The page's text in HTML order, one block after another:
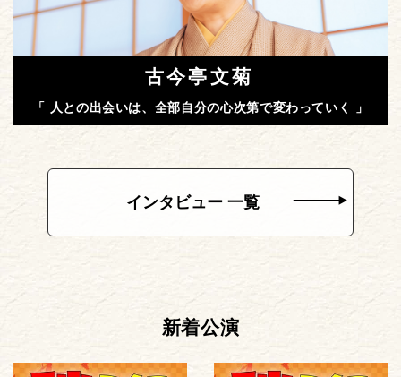
古今亭文菊
「 人との出会いは、全部自分の心次第で変わっていく 」
インタビュー 一覧
新着公演